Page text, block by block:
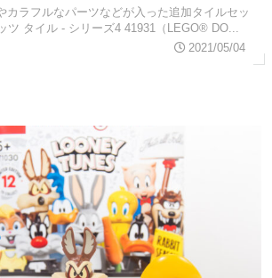
カラフルなパーツなどが入った追加タイルセッ
ツ タイル - シリーズ4 41931（LEGO® DO...
2021/05/04